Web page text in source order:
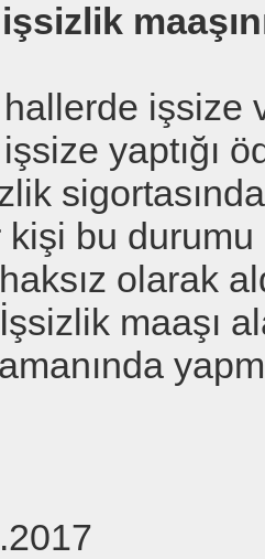
işsize
yaptığı
bu
olarak
maaşı